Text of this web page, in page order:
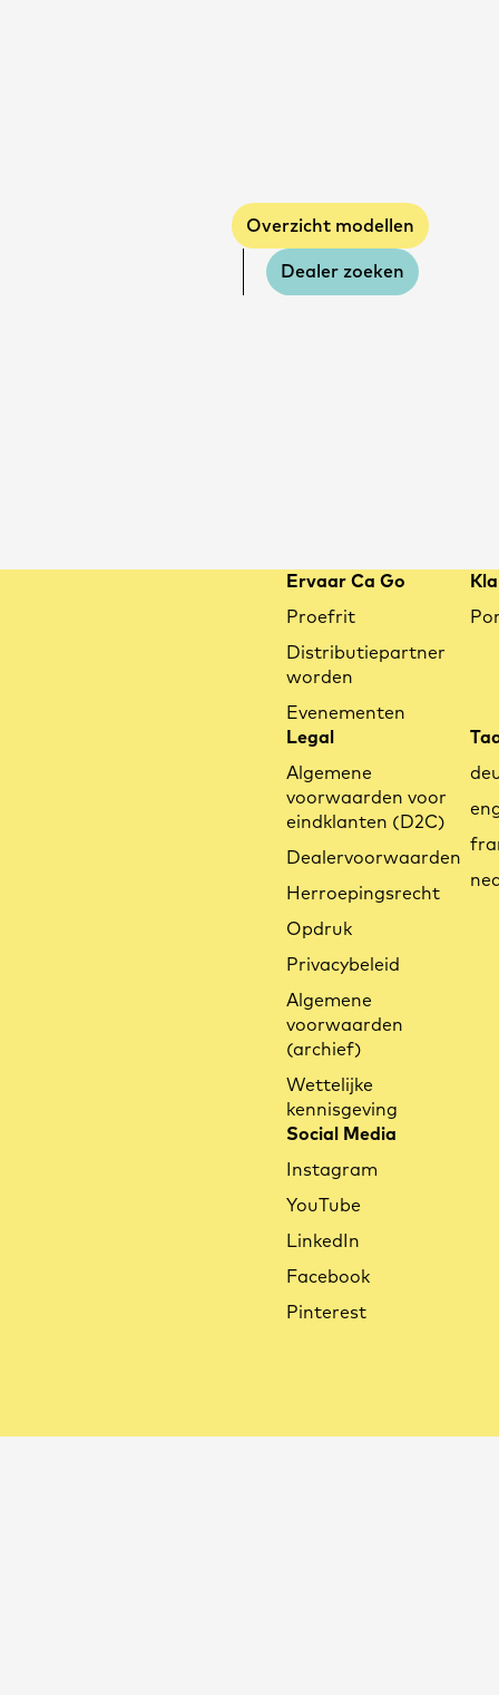
Overzicht modellen
Dealer zoeken
Ervaar Ca Go
Proefrit
Distributiepartner
worden
Evenementen
Legal
Algemene
voorwaarden voor
eindklanten (D2C)
Dealervoorwaarden
Herroepingsrecht
Opdruk
Privacybeleid
Algemene
voorwaarden
(archief)
Wettelijke
kennisgeving
Social Media
Instagram
YouTube
LinkedIn
Facebook
Pinterest